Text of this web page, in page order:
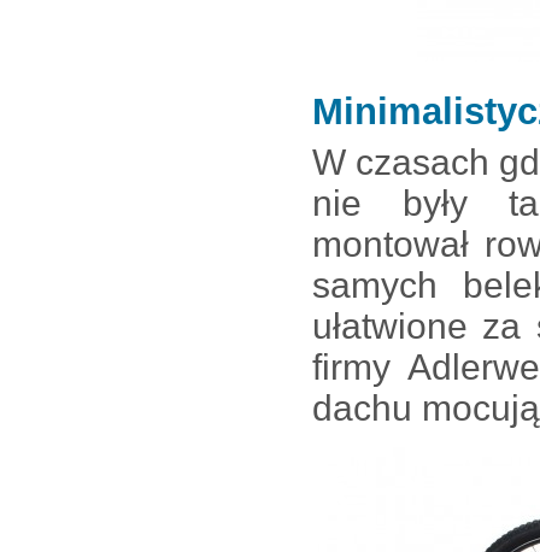
W czasach
nie były
montował
samych
ułatwione
firmy
dachu